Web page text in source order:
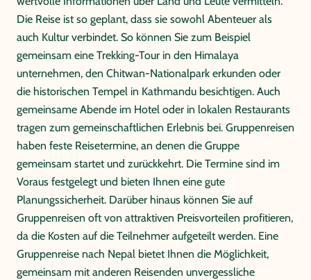
Die Reise ist so geplant, dass sie sowohl Abenteuer als
auch Kultur verbindet. So können Sie zum Beispiel
gemeinsam eine Trekking-Tour in den Himalaya
unternehmen, den Chitwan-Nationalpark erkunden oder
die historischen Tempel in Kathmandu besichtigen. Auch
gemeinsame Abende im Hotel oder in lokalen Restaurants
tragen zum gemeinschaftlichen Erlebnis bei. Gruppenreisen
haben feste Reisetermine, an denen die Gruppe
gemeinsam startet und zurückkehrt. Die Termine sind im
Voraus festgelegt und bieten Ihnen eine gute
Planungssicherheit. Darüber hinaus können Sie auf
Gruppenreisen oft von attraktiven Preisvorteilen profitieren,
da die Kosten auf die Teilnehmer aufgeteilt werden. Eine
Gruppenreise nach Nepal bietet Ihnen die Möglichkeit,
gemeinsam mit anderen Reisenden unvergessliche